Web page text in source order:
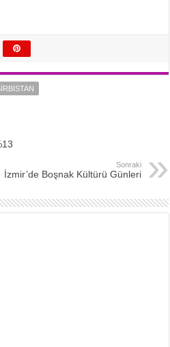
Sonraki
İzmir’de Boşnak Kültürü Günleri